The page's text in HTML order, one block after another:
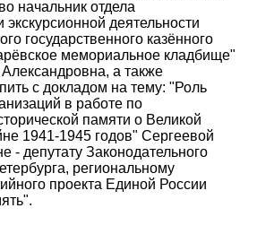
начальник отдела
экскурсионной деятельности
государственного казённого
мемориальное кладбище"
а также
с докладом на тему: "Роль
в работе по
памяти о Великой
1941-1945 годов" Сергеевой
- депутату Законодательного
региональному
проекта Единой России